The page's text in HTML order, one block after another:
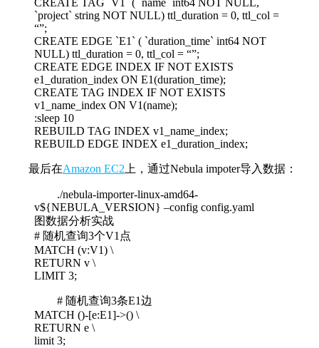
CREATE TAG `V1` ( `name` int64 NOT NULL,
`project` string NOT NULL) ttl_duration = 0, ttl_col =
“”;
CREATE EDGE `E1` ( `duration_time` int64 NOT
NULL) ttl_duration = 0, ttl_col = “”;
CREATE EDGE INDEX IF NOT EXISTS
e1_duration_index ON E1(duration_time);
CREATE TAG INDEX IF NOT EXISTS
v1_name_index ON V1(name);
:sleep 10
REBUILD TAG INDEX v1_name_index;
REBUILD EDGE INDEX e1_duration_index;
最后在Amazon EC2上，通过Nebula impoter导入数据：
./nebula-importer-linux-amd64-
v${NEBULA_VERSION} –config config.yaml
图数据分析实战
# 随机查询3个V1点
MATCH (v:V1) \
RETURN v \
LIMIT 3;
# 随机查询3条E1边
MATCH ()-[e:E1]->() \
RETURN e \
limit 3;